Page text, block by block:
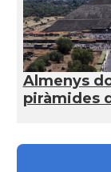
Almenys
piràmides